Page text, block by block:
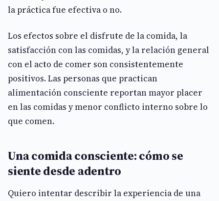
la práctica fue efectiva o no.
Los efectos sobre el disfrute de la comida, la
satisfacción con las comidas, y la relación general
con el acto de comer son consistentemente
positivos. Las personas que practican
alimentación consciente reportan mayor placer
en las comidas y menor conflicto interno sobre lo
que comen.
Una comida consciente: cómo se
siente desde adentro
Quiero intentar describir la experiencia de una